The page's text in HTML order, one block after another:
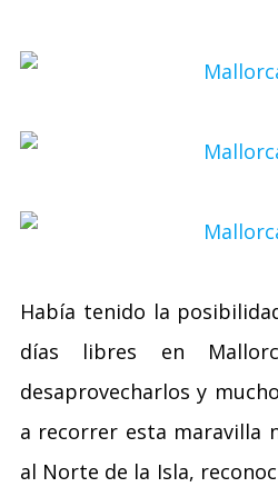
Había tenido la
días libres en
desaprovecharlos y
a recorrer esta maravilla
al Norte de la Isla,